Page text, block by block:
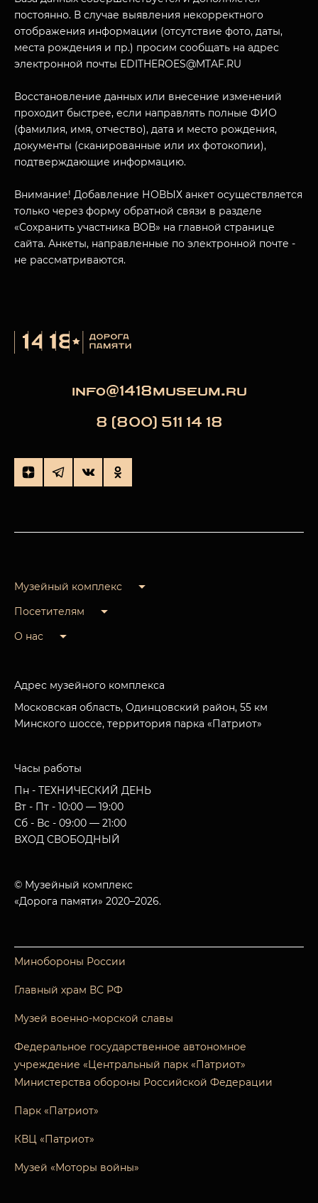
МУЗЕЙНЫЙ КОМПЛЕКС
ПОСЕТИТЕЛЯМ
О НАС
постоянно. В случае выявления некорректного
отображения информации (отсутствие фото, даты,
места рождения и пр.) просим сообщать на адрес
электронной почты EDITHEROES@MTAF.RU
Восстановление данных или внесение изменений
проходит быстрее, если направлять полные ФИО
(фамилия, имя, отчество), дата и место рождения,
документы (сканированные или их фотокопии),
подтверждающие информацию.
Внимание! Добавление НОВЫХ анкет осуществляется
только через форму обратной связи в разделе
«Сохранить участника ВОВ» на главной странице
сайта. Анкеты, направленные по электронной почте -
не рассматриваются.
info@1418museum.ru
8 (800) 511 14 18
Музейный комплекс
Посетителям
О нас
Адрес музейного комплекса
Московская область, Одинцовский район, 55 км
Минского шоссе, территория парка «Патриот»
Часы работы
Пн - ТЕХНИЧЕСКИЙ ДЕНЬ
Вт - Пт - 10:00 — 19:00
Сб - Вс - 09:00 — 21:00
ВХОД СВОБОДНЫЙ
© Музейный комплекс
«Дорога памяти» 2020–2026.
Минобороны России
Главный храм ВС РФ
Музей военно-морской славы
Федеральное государственное автономное
учреждение «Центральный парк «Патриот»
Министерства обороны Российской Федерации
Парк «Патриот»
КВЦ «Патриот»
Музей «Моторы войны»